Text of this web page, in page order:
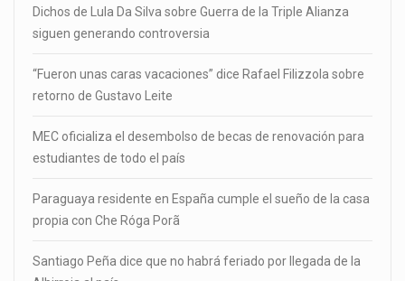
Dichos de Lula Da Silva sobre Guerra de la Triple Alianza
siguen generando controversia
“Fueron unas caras vacaciones” dice Rafael Filizzola sobre
retorno de Gustavo Leite
MEC oficializa el desembolso de becas de renovación para
estudiantes de todo el país
Paraguaya residente en España cumple el sueño de la casa
propia con Che Róga Porã
Santiago Peña dice que no habrá feriado por llegada de la